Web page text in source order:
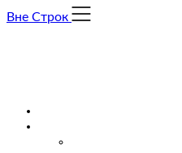
Skip
Вне Строк